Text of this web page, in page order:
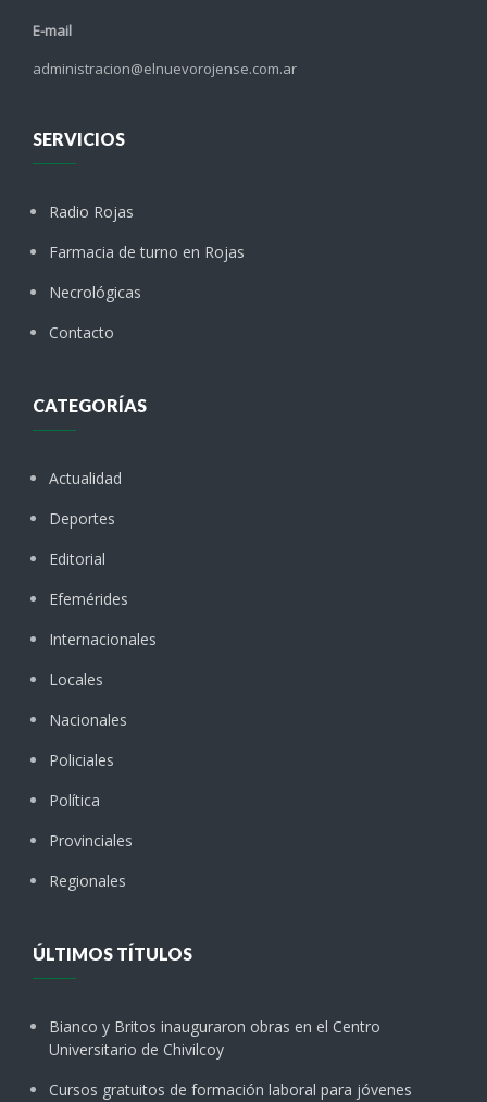
E-mail
administracion@elnuevorojense.com.ar
SERVICIOS
Radio Rojas
Farmacia de turno en Rojas
Necrológicas
Contacto
CATEGORÍAS
Actualidad
Deportes
Editorial
Efemérides
Internacionales
Locales
Nacionales
Policiales
Política
Provinciales
Regionales
ÚLTIMOS TÍTULOS
Bianco y Britos inauguraron obras en el Centro
Universitario de Chivilcoy
Cursos gratuitos de formación laboral para jóvenes